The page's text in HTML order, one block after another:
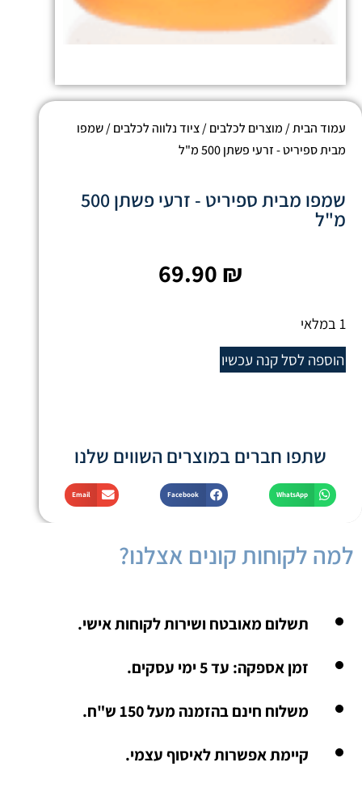
עמוד הבית/ מוצרים לכלבים/ציוד נלווה לכלבים/ שמפו
מבית ספיריט - זרעי פשתן 500 מ"ל
שמפו מבית ספיריט - זרעי פשתן 500
מ"ל
69.90 ₪
1 במלאי
הוספה לסלקנה עכשיו
שתפו חברים במוצרים השווים שלנו
WhatsApp
Facebook
Email
למה לקוחות קונים אצלנו?
תשלום מאובטח ושירות לקוחות אישי.
זמן אספקה: עד 5 ימי עסקים.
משלוח חינם בהזמנה מעל 150 ש"ח.
קיימת אפשרות לאיסוף עצמי.